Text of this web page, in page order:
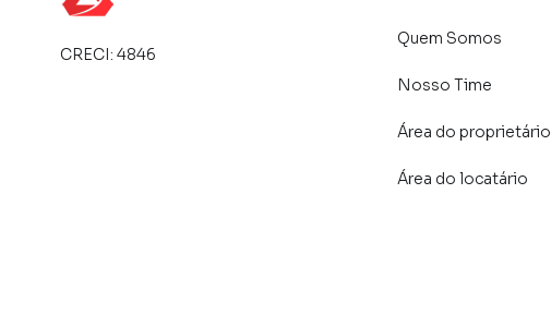
CRECI: 4846
Quem Somos
Nosso Time
Área do proprietário
Área do locatário